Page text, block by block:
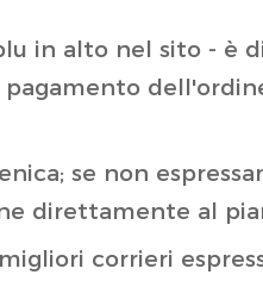
in alto nel sito - è
se non
direttamente al
migliori corrieri